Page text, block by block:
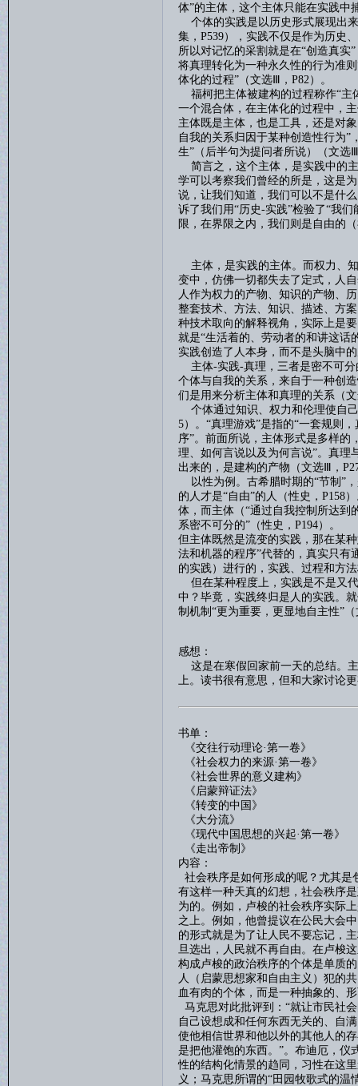
体”的主体，这个主体只能在实践中
个体的实践是以历史形式展现出
集， P539），实践不仅是作为历史
所以对记忆的采割就是在“创造真实
将真理转化为一种永久性的行为准则
体化的过程”（文选Ⅲ， P82 ）。
福柯把主体被建构的过程称作“主
一个混合体，在主体化的过程中，
主体既是主体，也是工具，还是对
自我的关系归因于某种创造性行为
生”（后半句为提问者所说）（文选
简言之，这个主体，是实践中的
学可以考察我们曾经的所是，这是
说，让我们知道，我们可以不是什
诉了我们用“历史-实践”检验了“我
限，在界限之内，我们则是自由的
主体，是实践的主体。而权力、
变中，仿佛一切都失去了定式，人
人作为权力的产物、知识的产物、
整套技术、方法、知识、描述、方
种技术取向的解释视角，实际上是
就是“生活着的、劳动者的和讲这话
实践创造了人本身，而不是头脑中
主体-实践-真理，三者是密不可
个体与自我的关系，来自于一种创
们是用来分析主体和真理的关系（
个体通过知识、权力和伦理使自己
5）。“真理游戏”是指的“一套规则
序”。前面所说，主体形式是多样的
理、如何言说以及为何言说”。真理
出来的，是建构的产物（文选Ⅲ，
以性为例。古希腊时期的“节制”
的人才是“自由”的人（性史， P158）
体，而主体（“通过自我控制所达到
系密不可分的”（性史， P194）。
但主体既然是流变的实践，那在某
法和机器的程序”代替的，真实只有
的实践）进行的，实践、过程和方
但在某种程度上，实践是不是又
中？毕竟，实践终归是人的实践。
制机制“更为重要，更显地自主性”
感想：
这是在寒假回家前一天的总结。
上。读书很有意思，但和大家讨论
书单：
《交往行动理论·第一卷》
《社会权力的来源·第一卷》
《社会世界的意义建构》
《启蒙辩证法》
《转变的中国》
《大分流》
《现代中国思想的兴起·第一卷》
《走出帝制》
内容：
社会秩序是如何形成的呢？尤其是
有这样一种天真的幻想，社会秩序
为的。例如，卢梭的社会秩序实际
之上。例如，他曾提议在公民大会
的形式就是为了让人民不要忘记，
旦选出，人民就不再自由。在卢梭
构成卢梭的政治秩序的个体是单质
人（启蒙思想家和自由主义）犯的
血有肉的个体，而是一种抽象的、
马克思对此批评到： “就让市民社
自己设想成和任何东西无关的、自
使他相信世界和他以外的其他人的
是把他灌饱的东西。”。布迪厄，仪
性的结构化情景的趋同，习性在这
义；马克思所谓的“田园牧歌式的